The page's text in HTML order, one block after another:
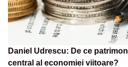
Daniel Udrescu: De ce
central al economiei viitoare?